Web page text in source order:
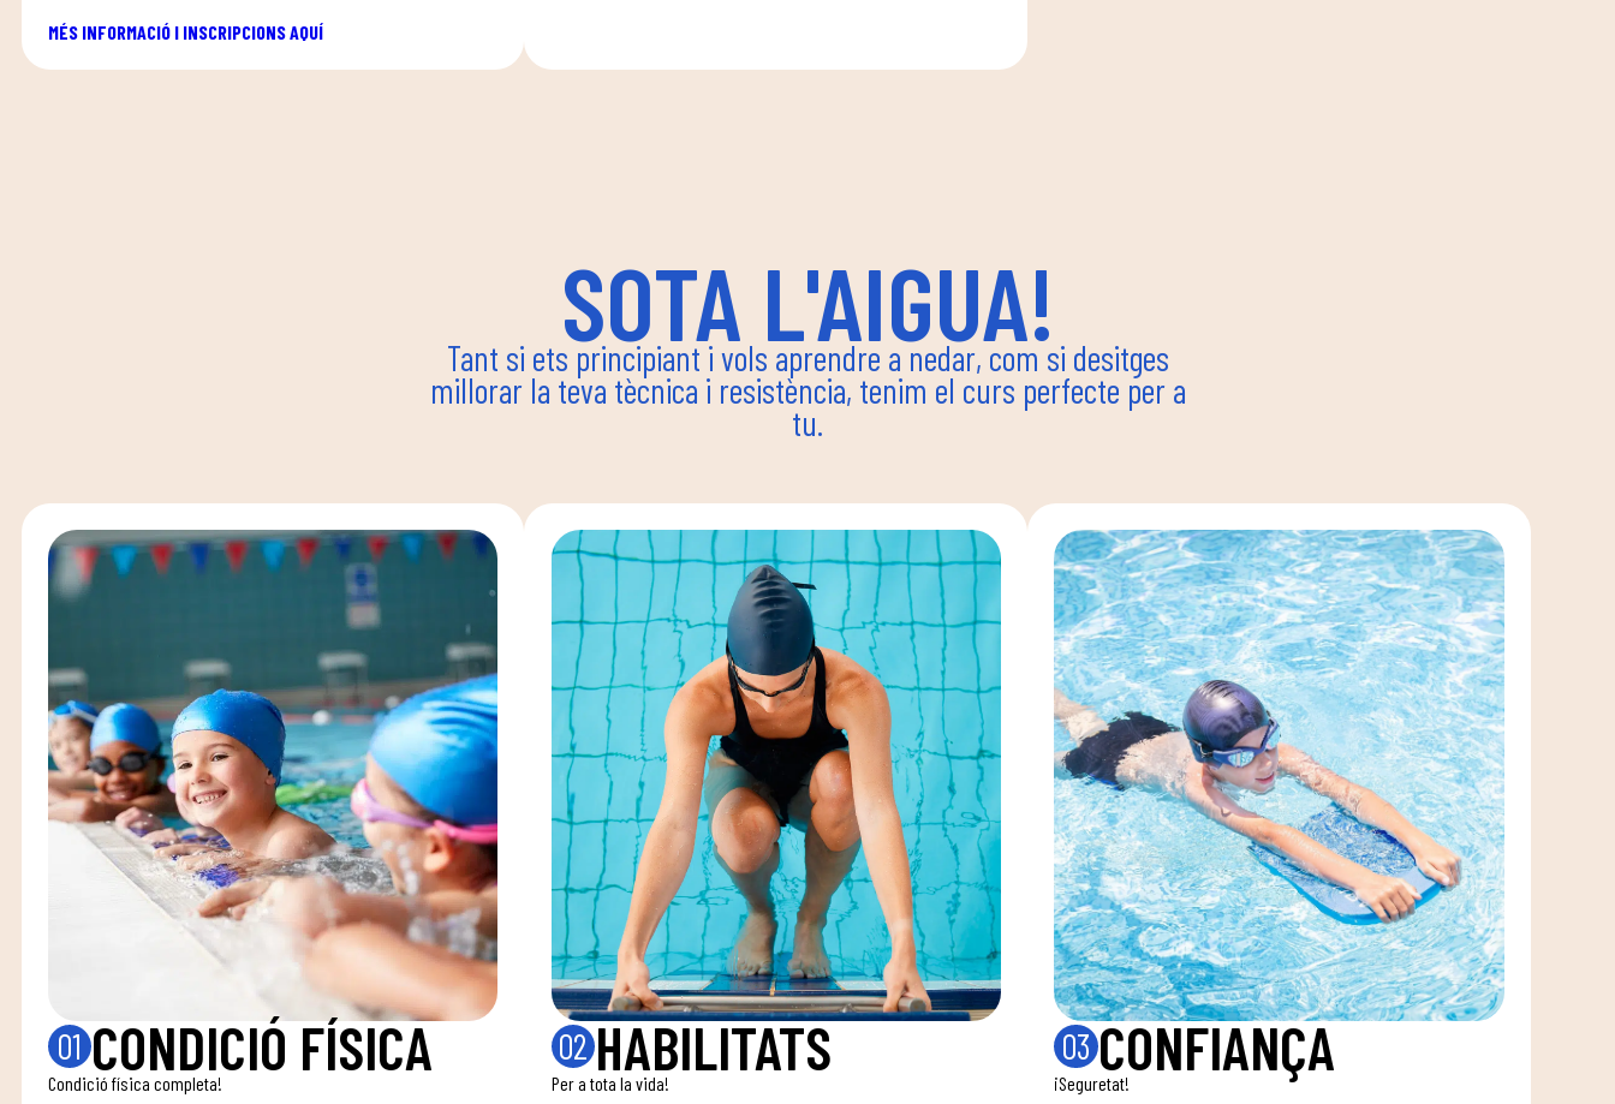
MÉS INFORMACIÓ I INSCRIPCIONS AQUÍ
SOTA L'AIGUA!
Tant si ets principiant i vols aprendre a nedar, com si desitges
millorar la teva tècnica i resistència, tenim el curs perfecte per a
tu.
01 CONDICIÓ FÍSICA
Condició física completa!
02 HABILITATS
Per a tota la vida!
03 CONFIANÇA
¡Seguretat!